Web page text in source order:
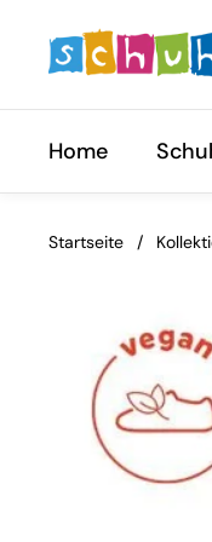
Home
Startseite /